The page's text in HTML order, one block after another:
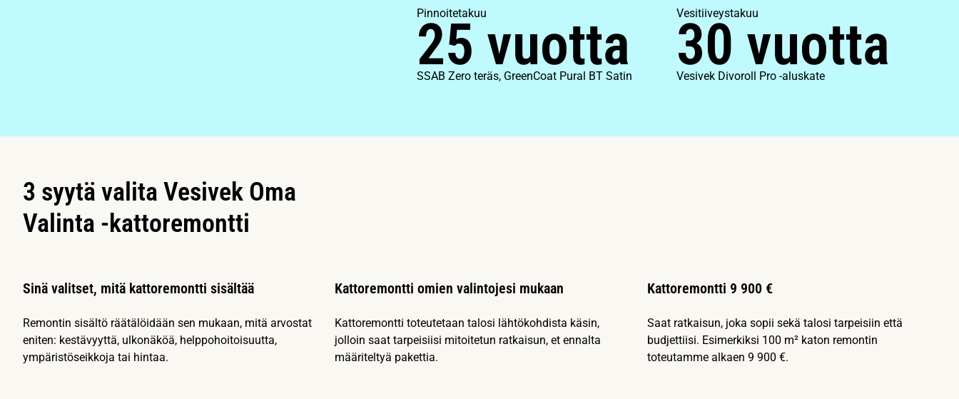
Pinnoitetakuu
25 vuotta
SSAB Zero teräs, GreenCoat Pural BT Satin
Vesitiiveystakuu
30 vuotta
Vesivek Divoroll Pro -aluskate
3 syytä valita Vesivek Oma
Valinta -kattoremontti
Sinä valitset, mitä kattoremontti sisältää
Remontin sisältö räätälöidään sen mukaan, mitä arvostat
eniten: kestävyyttä, ulkonäköä, helppohoitoisuutta,
ympäristöseikkoja tai hintaa.
Kattoremontti omien valintojesi mukaan
Kattoremontti toteutetaan talosi lähtökohdista käsin,
jolloin saat tarpeisiisi mitoitetun ratkaisun, et ennalta
määriteltyä pakettia.
Kattoremontti 9 900 €
Saat ratkaisun, joka sopii sekä talosi tarpeisiin että
budjettiisi. Esimerkiksi 100 m² katon remontin
toteutamme alkaen 9 900 €.